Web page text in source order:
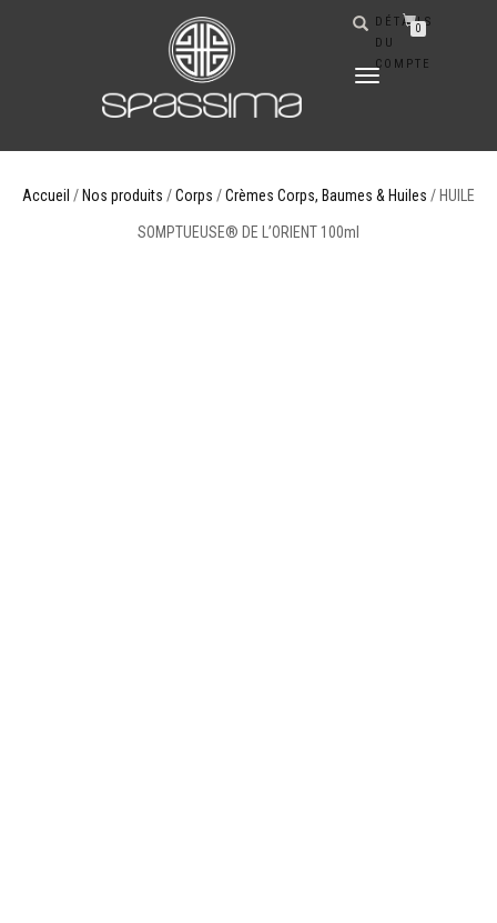
DÉPLIER
DÉTAILS
DU
COMPTE
0
Accueil / Nos produits /Corps /Crèmes Corps, Baumes & Huiles / HUILE
SOMPTUEUSE® DE L’ORIENT 100ml